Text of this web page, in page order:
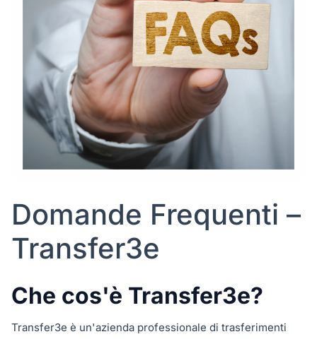
Domande Frequenti –
Transfer3e
Che cos'è Transfer3e?
Transfer3e è un'azienda professionale di trasferimenti